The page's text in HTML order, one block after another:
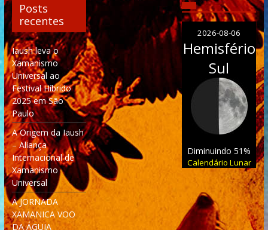
Posts
recentes
Iaush leva o
Xamanismo
Universal ao
Festival Híbrido
2025 em São
Paulo
A Origem da Iaush
– Aliança
Internacional de
Xamanismo
Universal
A JORNADA
XAMANICA VOO
DA ÁGUIA
2026-08-06
Hemisfério
Sul
Diminuindo 51%
Calendário Lunar